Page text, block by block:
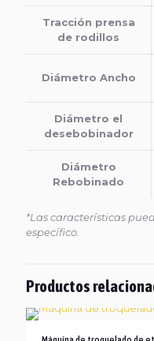
Tracción prensa
de rodillos
Diámetro Ancho
Diámetro el
desebobinador
Diámetro
Rebobinado
*Las características
específico.
Productos